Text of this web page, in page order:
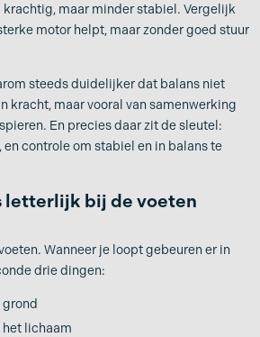
maar minder stabiel. Vergelijk
motor helpt, maar zonder goed stuur
steeds duidelijker dat balans niet
kracht, maar vooral van samenwerking
En precies daar zit de sleutel:
controle om stabiel en in balans te
letterlijk bij de voeten
Wanneer je loopt gebeuren er in
drie dingen:
grond
lichaam